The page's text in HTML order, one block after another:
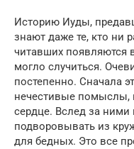
Историю Иуды,
знают даже те, кто ни
читавших появляются
могло случиться.
постепенно. Сначала
нечестивые помыслы,
сердце. Вслед за ними
подворовывать из
для бедных. Это все